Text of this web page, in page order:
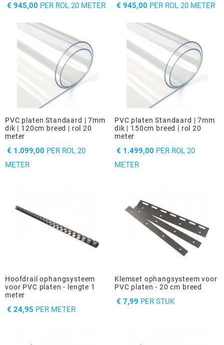
€ 945,00 PER ROL 20 METER
PRIJS € 945,00 PER ROL 20 METER
PRIJS
PVC platen Standaard | 7mm
dik | 120cm breed | rol 20
meter
€ 1.099,00 PER ROL 20
METER
PRIJS
PVC platen Standaard | 7mm
dik | 150cm breed | rol 20
meter
€ 1.499,00 PER ROL 20
METER
PRIJS
Hoofdrail ophangsysteem
voor PVC platen - lengte 1
meter
€ 24,95 PER METER
PRIJS
Klemset ophangsysteem voor
PVC platen - 20 cm breed
€ 7,99 PER STUK
PRIJS